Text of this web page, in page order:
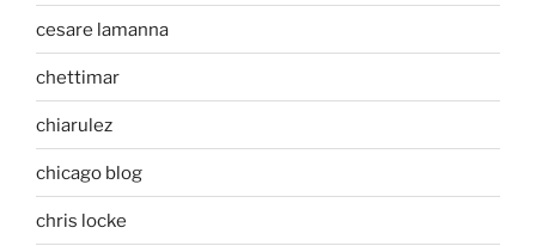
cesare lamanna
chettimar
chiarulez
chicago blog
chris locke